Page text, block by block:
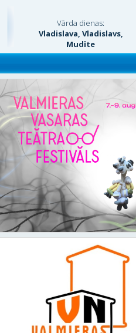
Vārda dienas:
Vladislava, Vladislavs,
Mudīte